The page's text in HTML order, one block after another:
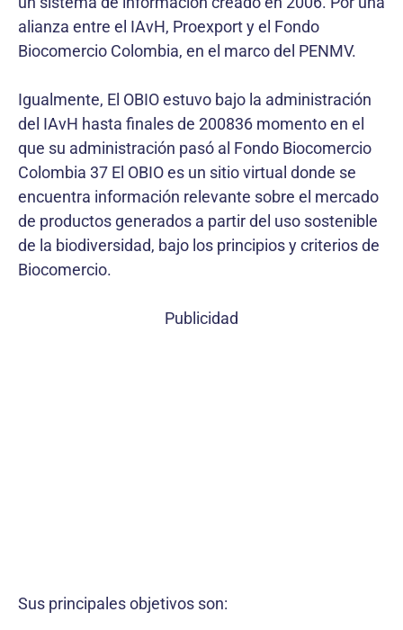
alianza entre el IAvH, Proexport y el Fondo
Biocomercio Colombia, en el marco del PENMV.
Igualmente, El OBIO estuvo bajo la administración
del IAvH hasta finales de 200836 momento en el
que su administración pasó al Fondo Biocomercio
Colombia 37 El OBIO es un sitio virtual donde se
encuentra información relevante sobre el mercado
de productos generados a partir del uso sostenible
de la biodiversidad, bajo los principios y criterios de
Biocomercio.
Publicidad
Sus principales objetivos son: